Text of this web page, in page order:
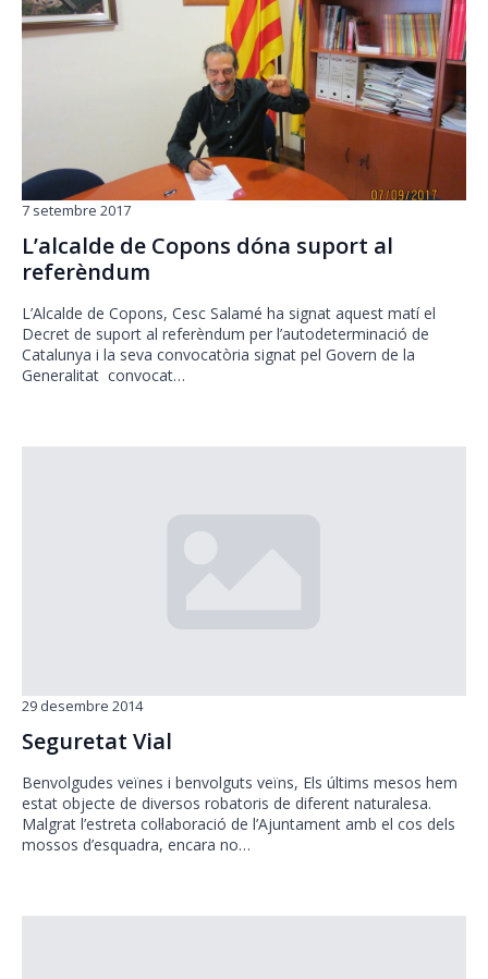
L’alcalde de Copons dóna suport al
referèndum
7 setembre 2017
L’Alcalde de Copons, Cesc Salamé ha signat aquest matí el
Decret de suport al referèndum per l’autodeterminació de
Catalunya i la seva convocatòria signat pel Govern de la
Generalitat convocat…
Seguretat Vial
29 desembre 2014
Benvolgudes veïnes i benvolguts veïns, Els últims mesos hem
estat objecte de diversos robatoris de diferent naturalesa.
Malgrat l’estreta col·laboració de l’Ajuntament amb el cos dels
mossos d’esquadra, encara no…